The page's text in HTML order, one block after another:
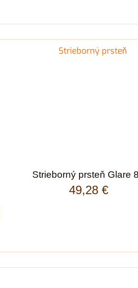
Strieborný prsteň Glare
49,28 €